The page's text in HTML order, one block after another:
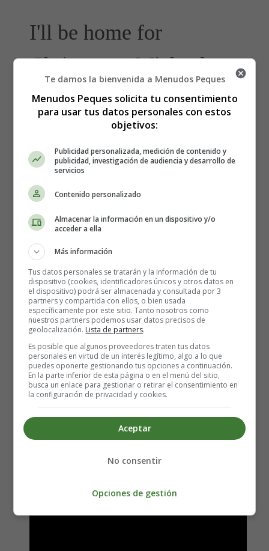
I'll be home for
Christmas - Michael
Bublé, Letra de la
Letra y Vídeo de la canción
I'll be home for Christmas, de
Michael Bublé
I'll be home for Christmas
You can count on me
Please have snow and mistletoe
And presents by the tree
Christmas eve will find me
Where the love light gleams
I'll be home for Christmas
If only in my dreams
NowChristmaseve will find me
Where the love light gleams
I'll be home for Christmas
Te damos la bienvenida a Menudos Peques
Menudos Peques solicita tu consentimiento
para usar tus datos personales con estos
objetivos:
Publicidad personalizada, medición de contenido y
publicidad, investigación de audiencia y desarrollo de
servicios
Contenido personalizado
Almacenar la información en un dispositivo y/o
acceder a ella
Más información
Tus datos personales se tratarán y la información de tu
dispositivo (cookies, identificadores únicos y otros datos en
el dispositivo) podrá ser almacenada y consultada por 3
partners y compartida con ellos, o bien usada
específicamente por este sitio. Tanto nosotros como
nuestros partners podemos usar datos precisos de
geolocalización. Lista de partners.
Es posible que algunos proveedores traten tus datos
personales en virtud de un interés legítimo, algo a lo que
puedes oponerte gestionando tus opciones a continuación.
En la parte inferior de esta página o en el menú del sitio,
busca un enlace para gestionar o retirar el consentimiento en
la configuración de privacidad y cookies.
Aceptar
No consentir
Opciones de gestión